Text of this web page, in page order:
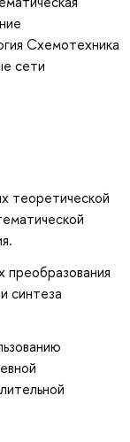
Схемотехника
сети
теоретической
преобразования
синтеза